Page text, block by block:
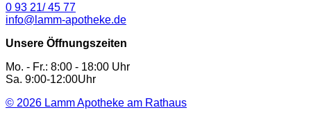
0 93 21/ 45 77
info@lamm-apotheke.de
Unsere Öffnungszeiten
Mo. - Fr.: 8:00 - 18:00 Uhr
Sa. 9:00-12:00Uhr
© 2026 Lamm Apotheke am Rathaus